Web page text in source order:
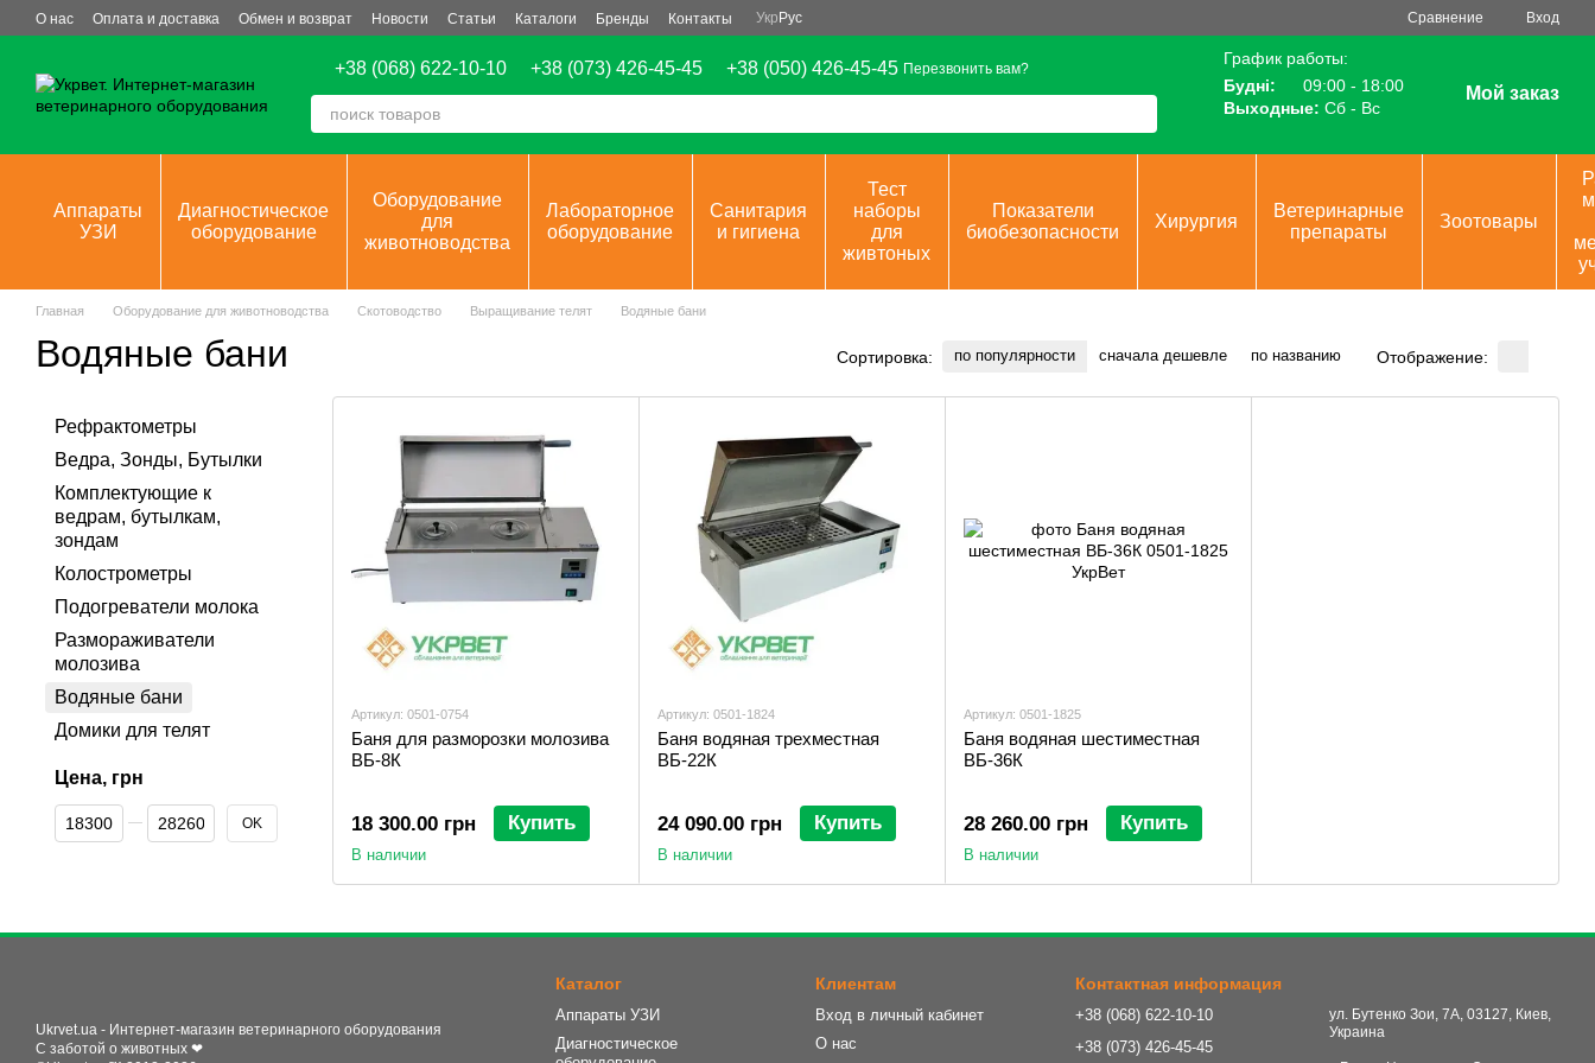
Перейти к основному контенту
О нас Оплата и доставка Обмен и возврат Новости Статьи Каталоги Бренды Контакты Укр Рус Сравнение Вход
+38 (068) 622-10-10 +38 (073) 426-45-45 +38 (050) 426-45-45 Перезвонить вам?
График работы:
Будні:
09:00 - 18:00
Выходные: Сб - Вс
Мой заказ
Аппараты
УЗИ
Диагностическое
оборудование
Оборудование
для
животноводства
Лабораторное
оборудование
Санитария
и гигиена
Тест
наборы
для
живтоных
Показатели
биобезопасности
Хирургия
Ветеринарные
препараты
Зоотовары
Главная Оборудование для животноводства Скотоводство Выращивание телят Водяные бани
Водяные бани Сортировка: по популярности сначала дешевле по названию Отображение:
Артикул: 0501-0754
Баня для разморозки молозива
ВБ-8К
18 300.00 грн Купить
В наличии
Артикул: 0501-1824
Баня водяная трехместная
ВБ-22К
24 090.00 грн Купить
В наличии
Артикул: 0501-1825
Баня водяная шестиместная
ВБ-36К
28 260.00 грн Купить
В наличии
Рефрактометры
Ведра, Зонды, Бутылки
Комплектующие к
ведрам, бутылкам,
зондам
Колострометры
Подогреватели молока
Размораживатели
молозива
Водяные бани
Домики для телят
Цена, грн
От Цена, грн
До Цена, грн OK
Ukrvet.ua - Интернет-магазин ветеринарного оборудования
С заботой о животных ❤
Каталог
Аппараты УЗИ
Диагностическое
Клиентам
Вход в личный кабинет
О нас
Контактная информация
+38 (068) 622-10-10
+38 (073) 426-45-45
ул. Бутенко Зои, 7А, 03127, Киев,
Украина